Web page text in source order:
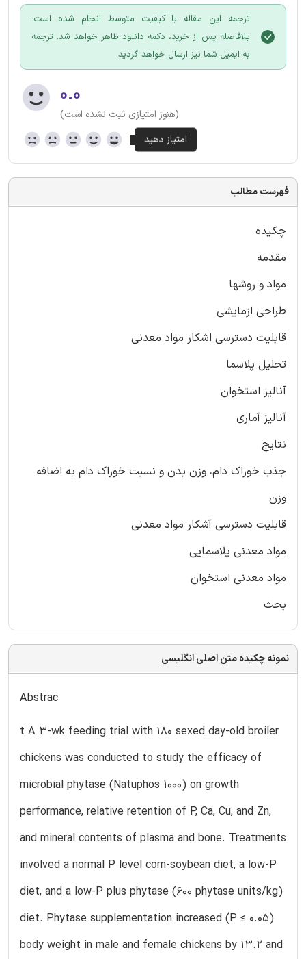
ترجمه این مقاله با کیفیت متوسط انجام شده است.
بلافاصله پس از خرید، دکمه دانلود ظاهر خواهد شد. ترجمه
به ایمیل شما نیز ارسال خواهد گردید.
۰.۰
(هنوز امتیازی ثبت نشده است)
فهرست مطالب
چکیده
مقدمه
مواد و روشها
طراحی ازمایشی
قابلیت دسترسی اشکار مواد معدنی
تحلیل پلاسما
آنالیز استخوان
آنالیز آماری
نتایج
جذب خوراک دام، وزن بدن و نسبت خوراک دام به اضافه
وزن
قابلیت دسترسی آشکار مواد معدنی
مواد معدنی پلاسمایی
مواد معدنی استخوان
بحث
نمونه چکیده متن اصلی انگلیسی
Abstrac
t A 3-wk feeding trial with 180 sexed day-old broiler
chickens was conducted to study the efficacy of
microbial phytase (Natuphos 1000) on growth
performance, relative retention of P, Ca, Cu, and Zn,
and mineral contents of plasma and bone. Treatments
involved a normal P level corn-soybean diet, a low-P
diet, and a low-P plus phytase (600 phytase units/kg)
diet. Phytase supplementation increased (P ≤ 0.05)
body weight in male and female chickens by 13.2 and